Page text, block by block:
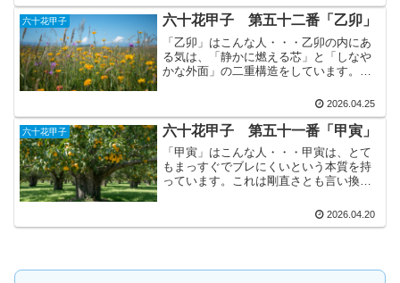
れる柔軟さがあって、自分...
六十花甲子 六十花甲子 第五十二番「乙卯」
「乙卯」はこんな人・・・乙卯の内にあ
る気は、「静かに燃える芯」と「しなや
かな外面」の二重構造をしています。心
で、ブレないコアがあります。しかしそ
に現れるときは柔らかく、...
2026.04.25
六十花甲子 六十花甲子 第五十一番「甲寅」
「甲寅」はこんな人・・・甲寅は、とて
もまっすぐでブレにくいという本質を持
っています。これは剛直さとも言い換え
ず進み続ける力という意味になります。
ただし、勢いだけで突っ走るわけではあ
2026.04.20